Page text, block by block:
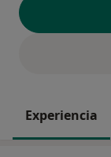
Experiencia